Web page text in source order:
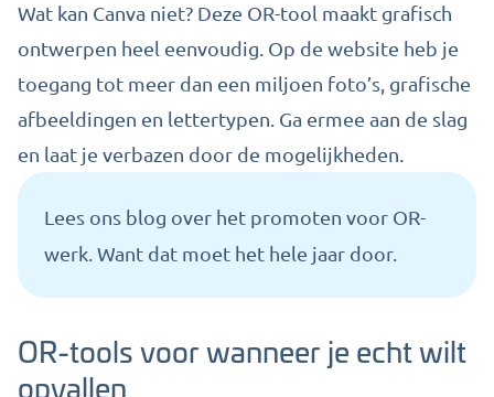
Wat kan Canva niet? Deze OR-tool maakt grafisch
ontwerpen heel eenvoudig. Op de website heb je
toegang tot meer dan een miljoen foto’s, grafische
afbeeldingen en lettertypen. Ga ermee aan de slag
en laat je verbazen door de mogelijkheden.
Lees ons blog over het promoten voor OR-
werk . Want dat moet het hele jaar door.
OR-tools voor wanneer je echt wilt
opvallen